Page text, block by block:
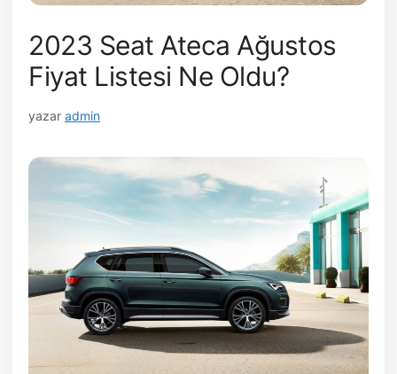
2023 Seat Ateca Ağustos
Fiyat Listesi Ne Oldu?
yazar admin